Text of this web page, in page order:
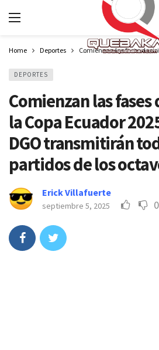
Home Deportes Comienzan las fases
DEPORTES
Comienzan las fases
la Copa Ecuador
DGO transmitirán
partidos de los
Erick Villafuerte
septiembre 5, 2025 0